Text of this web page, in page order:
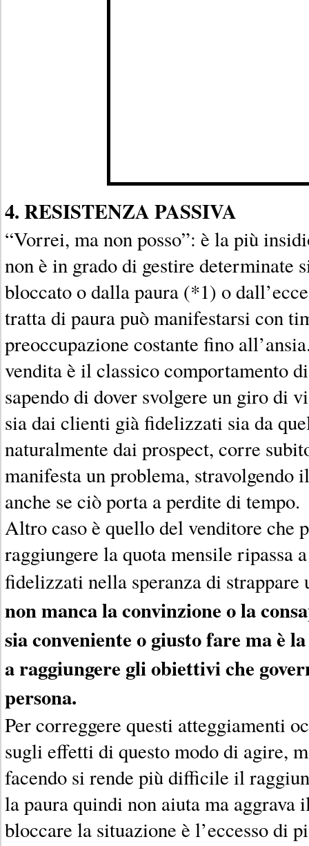
4. RESISTENZA PASSIVA
“Vorrei, ma non posso”: è la più
non è in grado di gestire determinate
bloccato o dalla paura (*1) o
tratta di paura può manifestarsi con
preoccupazione costante fino
vendita è il classico comportamento
sapendo di dover svolgere un giro di
sia dai clienti già fidelizzati sia da
naturalmente dai prospect, corre
manifesta un problema,
anche se ciò porta a perdite di tempo.
Altro caso è quello del venditore che
raggiungere la quota mensile ripassa
fidelizzati nella speranza di strappare
non manca la convinzione o la
sia conveniente o giusto fare ma è
a raggiungere gli obiettivi che
persona.
Per correggere questi atteggiamenti
sugli effetti di questo modo di agire,
facendo si rende più difficile il
la paura quindi non aiuta ma aggrava
bloccare la situazione è l’eccesso di